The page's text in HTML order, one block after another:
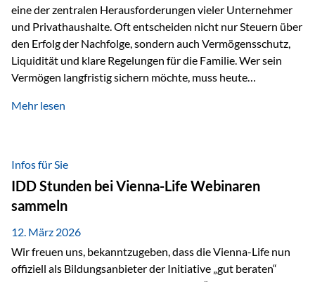
eine der zentralen Herausforderungen vieler Unternehmer
und Privathaushalte. Oft entscheiden nicht nur Steuern über
den Erfolg der Nachfolge, sondern auch Vermögensschutz,
Liquidität und klare Regelungen für die Familie. Wer sein
Vermögen langfristig sichern möchte, muss heute
„Erfolgsformel Liechtenstein“, herausgegeben und verfasst
Vermögensschutz strategisch miteinander verbindet.
Warum klassische Nachfolgeplanung oft scheitert Viele
Vermögen werden erst im Todesfall übertragen. Das kann zu
Problemen führen: Hohe Erbschaftsteuern Streitigkeiten
zwischen Erben Liquiditätsprobleme bei Immobilien…
Mehr lesen
Infos für Sie
IDD Stunden bei Vienna-Life Webinaren
sammeln
12. März 2026
Wir freuen uns, bekanntzugeben, dass die Vienna-Life nun
offiziell als Bildungsanbieter der Initiative „gut beraten“